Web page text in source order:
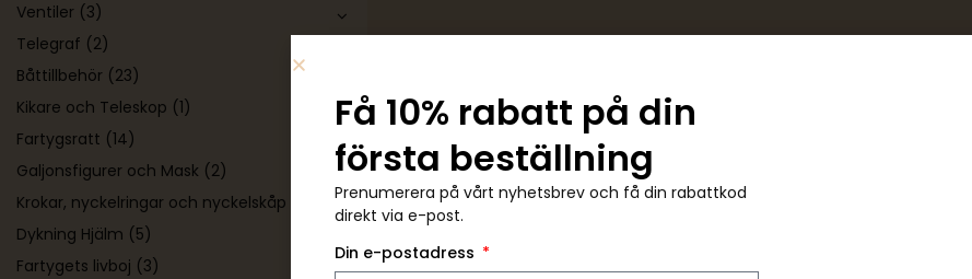
Ventiler (3)
Telegraf (2)
Båttillbehör (23)
Kikare och Teleskop (1)
Fartygsratt (14)
Galjonsfigurer och Mask (2)
Krokar, nyckelringar och nyckelskåp
Dykning Hjälm (5)
Fartygets livboj (3)
Få 10% rabatt på din
första beställning
Prenumerera på vårt nyhetsbrev och få din rabattkod
direkt via e-post.
Din e-postadress